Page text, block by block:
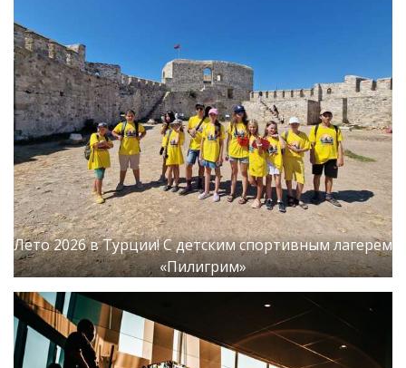
Лето 2026 в Турции! С детским спортивным лагерем
«Пилигрим»